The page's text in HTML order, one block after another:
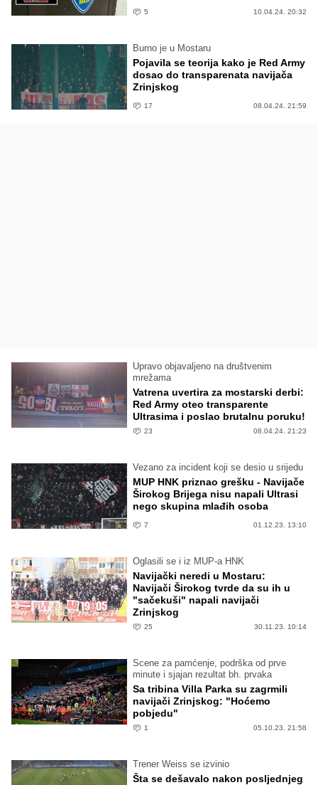
5 10.04.24. 20:32
Burno je u Mostaru
Pojavila se teorija kako je Red Army
dosao do transparenata navijača
Zrinjskog
17 08.04.24. 21:59
Upravo objavaljeno na društvenim
mrežama
Vatrena uvertira za mostarski derbi:
Red Army oteo transparente
Ultrasima i poslao brutalnu poruku!
23 08.04.24. 21:23
Vezano za incident koji se desio u srijedu
MUP HNK priznao grešku - Navijače
Širokog Brijega nisu napali Ultrasi
nego skupina mlađih osoba
7 01.12.23. 13:10
Oglasili se i iz MUP-a HNK
Navijački neredi u Mostaru:
Navijači Širokog tvrde da su ih u
"sačekuši" napali navijači
Zrinjskog
25 30.11.23. 10:14
Scene za pamćenje, podrška od prve
minute i sjajan rezultat bh. prvaka
Sa tribina Villa Parka su zagrmili
navijači Zrinjskog: "Hoćemo
pobjedu"
1 05.10.23. 21:58
Trener Weiss se izvinio
Šta se dešavalo nakon posljednjeg